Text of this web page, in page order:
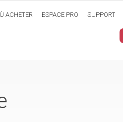
ACHETER ESPACE PRO SUPPORT